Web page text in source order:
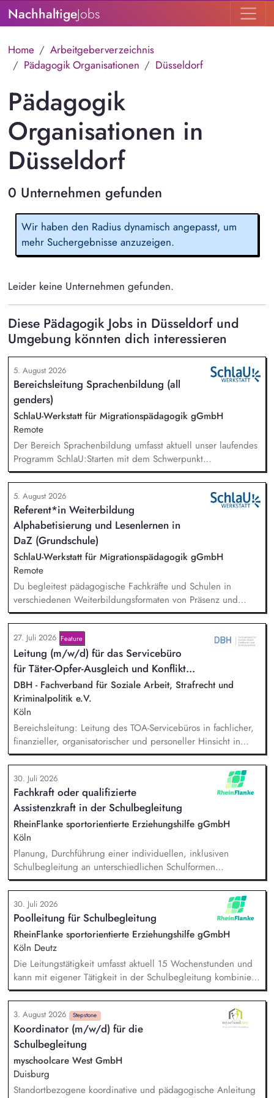
NachhaltigeJobs
Home
Arbeitgeberverzeichnis
Pädagogik Organisationen
Düsseldorf
Pädagogik
Organisationen in
Düsseldorf
0 Unternehmen gefunden
Wir haben den Radius dynamisch angepasst, um
mehr Suchergebnisse anzuzeigen.
Leider keine Unternehmen gefunden.
Diese Pädagogik Jobs in Düsseldorf und
Umgebung könnten dich interessieren
5. August 2026
Bereichsleitung Sprachenbildung (all
genders)
SchlaU-Werkstatt für Migrationspädagogik gGmbH
Remote
Der Bereich Sprachenbildung umfasst aktuell unser laufendes
Programm SchlaU:Starten mit dem Schwerpunkt
"Alphabetisierung in DaZ für die Grundschule" sowie
zukünftig weitere auf Unterrichtsmaterial bezogene Projekte
mit den Schwerpunkten sprachensensibles und
rassismuskritisches Deutschlernen von der Grundschule bis in
die Berufliche Bildung. Der Bereich Sprachenbildung
entwickelt in seinen Projekten dazu zielgruppengerechte und
innovative Unterrichtsmaterialien und begleitet pädagogische
Fachkräfte mit daran angeschlossenen
Weiterbildungsangeboten online wie offline.
5. August 2026
Referent*in Weiterbildung
Alphabetisierung und Lesenlernen in
DaZ (Grundschule)
SchlaU-Werkstatt für Migrationspädagogik gGmbH
Remote
Du begleitest pädagogische Fachkräfte und Schulen in
verschiedenen Weiterbildungsformaten von Präsenz und
Online-Workshops bis hin zu pädogischen Tagen und erstellst
Online-Selbstlernkurse für unsere Plattform schlau-lernen.org.
Die inhaltlichen Schwerpunkte liegen dabei auf den
Bereichen Lesen lernen, Mehrsprachigkeitsbewusstsein und
Alphabetisierung in der Grundschule.
27. Juli 2026 Feature
Lei­tung (m/w/d) für das Servicebüro
für Tä­ter-Op­fer-Aus­gleich und Kon­flikt­...
DBH - Fachverband für Soziale Arbeit, Strafrecht und
Kriminalpolitik e.V.
Köln
Bereichsleitung: Leitung des TOA-Servicebüros in fachlicher,
finanzieller, organisatorischer und personeller Hinsicht in
Abstimmung mit der Geschäftsführung. Teamführung:
Personalverantwortung für zwei Mitarbeitende. Strategische
Organisationsentwicklung: Sie verantworten die strategische
und organisatorische Weiterentwicklung des TOA-
Servicebüros in den Bereichen Fortbildung, Information und
Qualitätssicherung. Projektmanagement: Verantwortliche
Planung, Budgetierung und Projektcontrolling im Rahmen
von öffentlichen Zuwendungen.
30. Juli 2026
Fachkraft oder qualifizierte
Assistenzkraft in der Schulbegleitung
RheinFlanke sportorientierte Erziehungshilfe gGmbH
Köln
Planung, Durchführung einer individuellen, inklusiven
Schulbegleitung an unterschiedlichen Schulformen
(Grundschulen und weiterführenden Schulen), individuelle
Unterstützung eines:einer Schüler:in im Unterricht und in den
Pausenzeiten, Beziehungs- und Vertrauensarbeit,
gemeinsames Erarbeiten von Methoden und Strategien mit
den Lehrer:innen und Sonderpädagog:innen, um
Selbstständigkeit und Teilhabe zu fördern.
30. Juli 2026
Poolleitung für Schulbegleitung
RheinFlanke sportorientierte Erziehungshilfe gGmbH
Köln Deutz
Die Leitungstätigkeit umfasst aktuell 15 Wochenstunden und
kann mit eigener Tätigkeit in der Schulbegleitung kombiniert
werden. Aufgaben: Kapazitätsplanung und Stellenvertretung,
Einarbeitung neuer Mitarbeitenden, Zielvereinbarung und
Entwicklungsgespräche mit Mitarbeitenden, Förderung
Teambuilding und Teamarbeit, Qualitätssicherung der
pädagogischen Arbeit im Hilfeplanverfahren, Kommunikation
im Hinblick auf die Schnittstelle zwischen RheinFlanke und
Schule.
3. August 2026 Stepstone
Koordinator (m/w/d) für die
Schulbegleitung
myschoolcare West GmbH
Duisburg
Standortbezogene koordinative und pädagogische Anleitung